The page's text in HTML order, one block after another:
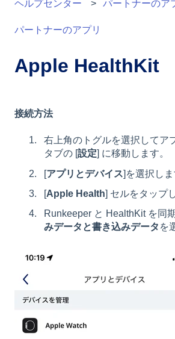
ヘルプセンター パートナーのア
パートナーのアプリ
Apple HealthKit
接続方法
右上角のトグルを選択してア
タブの [設定] に移動します。
[アプリとデバイス]を選択しま
[Apple Health] セルをタップ
Runkeeper と HealthKit を同
みデータと書き込みデータ を